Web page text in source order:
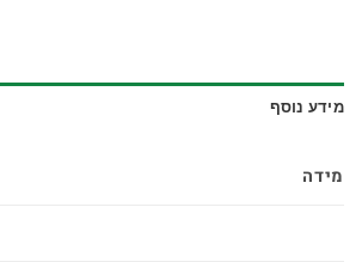
מידע נוסף
מידה